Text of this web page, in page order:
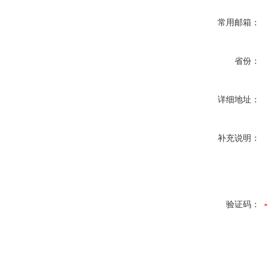
常用邮箱：
省份：
详细地址：
补充说明：
验证码：